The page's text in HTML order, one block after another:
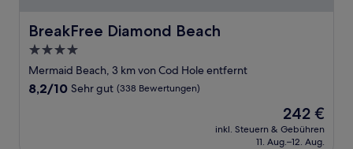
BreakFree Diamond Beach
BreakFree Diamond Beach
4.0-
Sterne-
Unterkunft
Mermaid Beach, 3 km von Cod Hole entfernt
8.2
8,2/10 Sehr gut (338 Bewertungen)
Der
Preis
beträgt
242 €
inkl. Steuern & Gebühren
11. Aug.–12. Aug.